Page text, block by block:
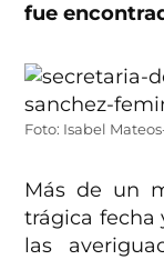
fue
Foto: Isabel
Más de un
trágica fecha
las